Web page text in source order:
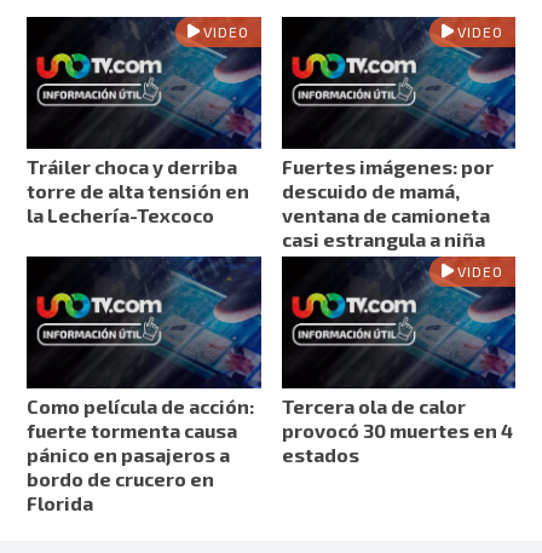
VIDEO
Tráiler choca y derriba
torre de alta tensión en
la Lechería-Texcoco
VIDEO
Fuertes imágenes: por
descuido de mamá,
ventana de camioneta
casi estrangula a niña
Como película de acción:
fuerte tormenta causa
pánico en pasajeros a
bordo de crucero en
Florida
VIDEO
Tercera ola de calor
provocó 30 muertes en 4
estados